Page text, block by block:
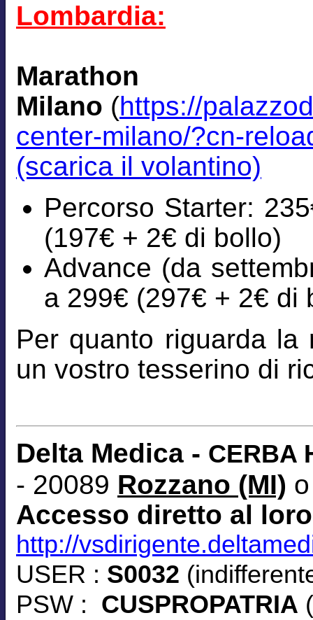
Lombardia:
Milano (https://
center-milano/?cn-
(scarica il volantino)
Percorso Starter:
(197€ + 2€ di bollo)
Advance (da
a 299€ (297€ + 2€ di
Per quanto riguarda la
un vostro tesserino di
Delta Medica - CERBA
- 20089 Rozzano (MI)
Accesso diretto al
http://
USER : S0032
PSW : CUSPROPATRIA